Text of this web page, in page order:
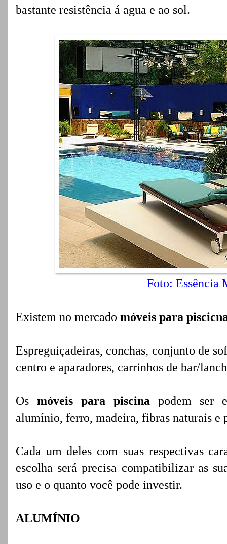
bastante resistência á agua e ao sol.
Foto: Essência
Existem no mercado móveis para
Espreguiçadeiras, conchas, conjunto de
centro e aparadores, carrinhos de bar/
Os móveis para piscina podem ser
alumínio, ferro, madeira, fibras naturais e
Cada um deles com suas respectivas
escolha será precisa compatibilizar as
uso e o quanto você pode investir.
ALUMÍNIO